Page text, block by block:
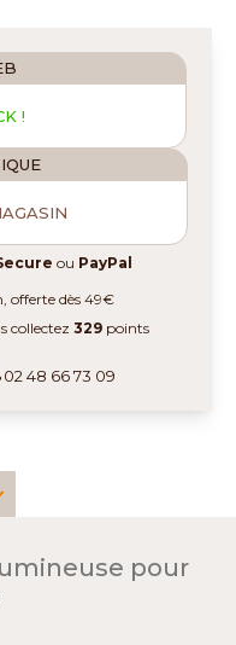
!
ou PayPal
offerte dès 49€
collectez329 points
02 48 66 73 09
pour